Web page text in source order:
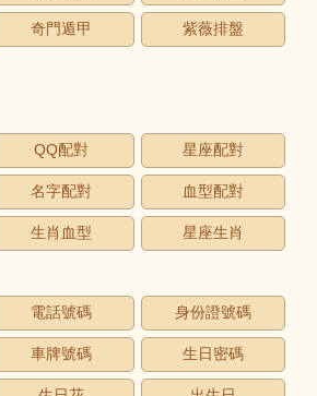
奇門遁甲 紫薇排盤
QQ配對 星座配對
名字配對 血型配對
生肖血型 星座生肖
電話號碼 身份證號碼
車牌號碼 生日密碼